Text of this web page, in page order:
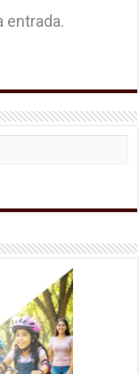
entrada.